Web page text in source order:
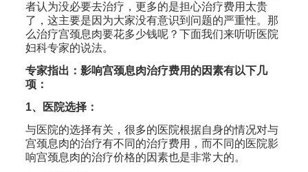
者认为没必要去治疗，更多的是担心治疗费用太贵
了，这主要是因为大家没有意识到问题的严重性。那
么治疗宫颈息肉要花多少钱呢？下面我们来听听医院
妇科专家的说法。
专家指出：影响宫颈息肉治疗费用的因素有以下几
项：
1、医院选择：
与医院的选择有关，很多的医院根据自身的情况对与
宫颈息肉的治疗有不同的治疗费用，而不同的医院影
响宫颈息肉的治疗价格的因素也是非常大的。